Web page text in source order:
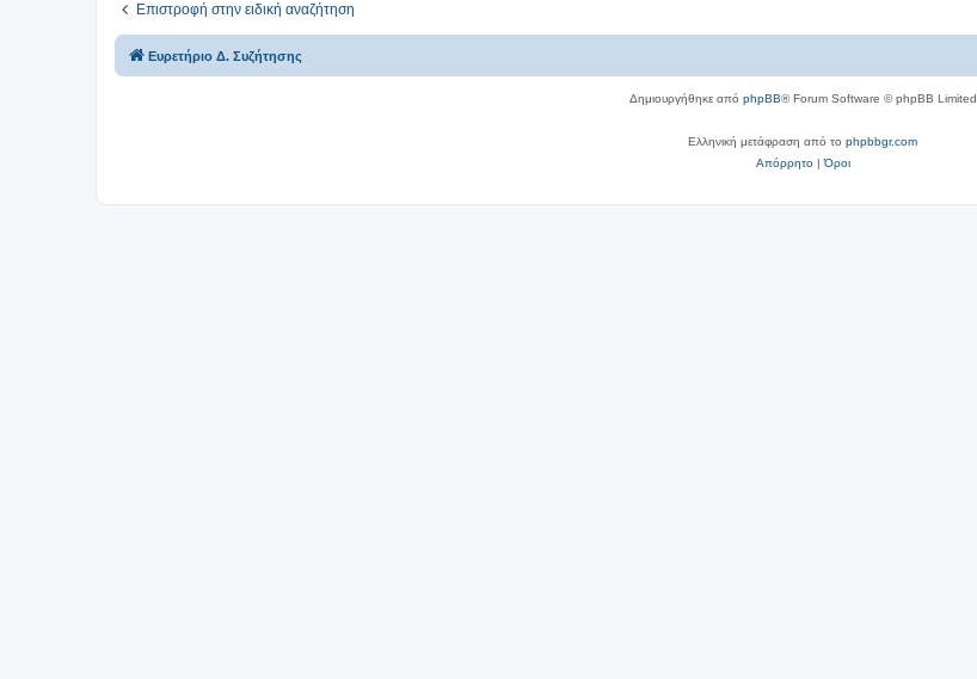
Επιστροφή στην ειδική αναζήτηση
Ευρετήριο Δ. Συζήτησης
Δημιουργήθηκε από phpBB® Forum Software © phpBB Limited
Ελληνική μετάφραση από το phpbbgr.com
Απόρρητο|Όροι